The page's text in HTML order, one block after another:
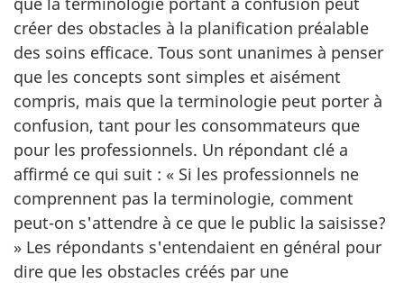
créer des obstacles à la planification préalable
des soins efficace. Tous sont unanimes à penser
que les concepts sont simples et aisément
compris, mais que la terminologie peut porter à
confusion, tant pour les consommateurs que
pour les professionnels. Un répondant clé a
affirmé ce qui suit : « Si les professionnels ne
comprennent pas la terminologie, comment
peut-on s'attendre à ce que le public la saisisse?
» Les répondants s'entendaient en général pour
dire que les obstacles créés par une